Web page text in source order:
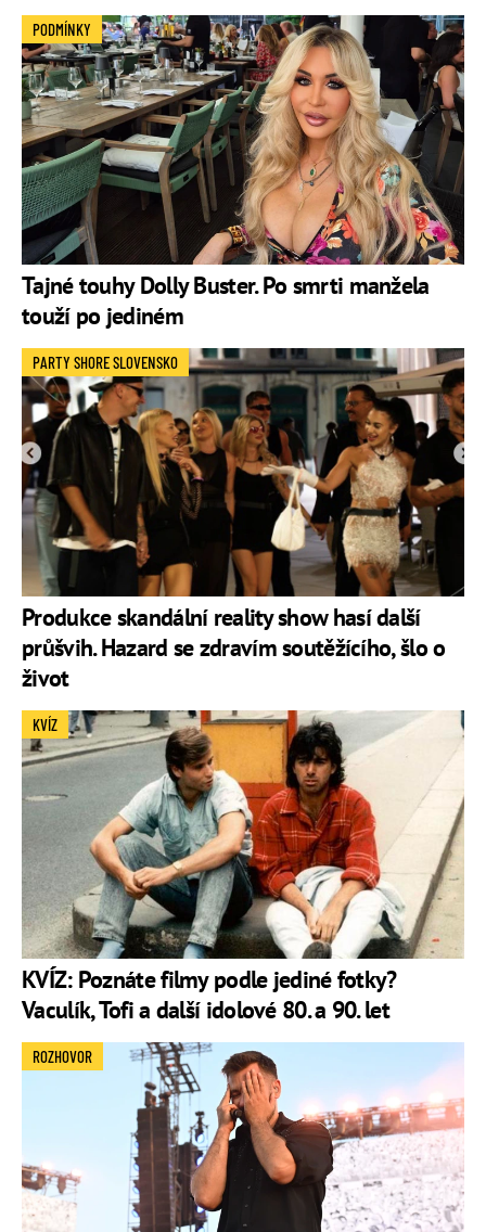
Tajné touhy Dolly Buster. Po smrti manžela
touží po jediném
PODMÍNKY
Produkce skandální reality show hasí další
průšvih. Hazard se zdravím soutěžícího, šlo o
život
PARTY SHORE SLOVENSKO
KVÍZ: Poznáte filmy podle jediné fotky?
Vaculík, Tofi a další idolové 80. a 90. let
KVÍZ
ROZHOVOR